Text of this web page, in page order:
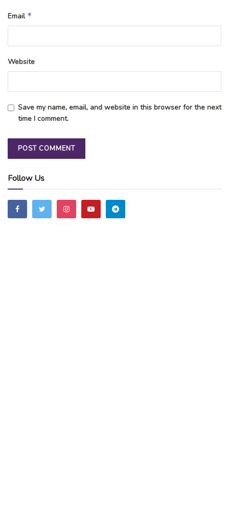
Email *
Website
Save my name, email, and website in this browser for the next
time I comment.
Follow Us